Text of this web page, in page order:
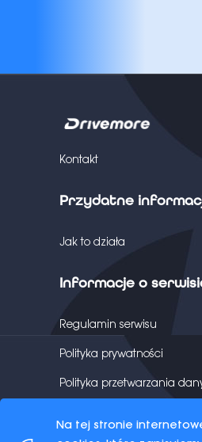
Kontakt
Przydatne
Jak to działa
Informacje o
Regulamin serwisu
Polityka prywatności
Polityka przetwarzania
2026 Copyright ©
Na tej stronie